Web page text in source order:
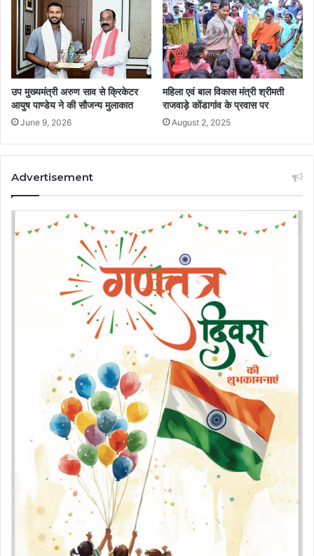
उप मुख्यमंत्री अरुण साव से क्रिकेटर
आयुष पाण्डेय ने की सौजन्य मुलाकात
June 9, 2026
महिला एवं बाल विकास मंत्री श्रीमती
राजवाड़े कोंडागांव के प्रवास पर
August 2, 2025
Advertisement